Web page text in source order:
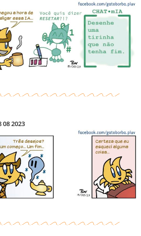
08 2023